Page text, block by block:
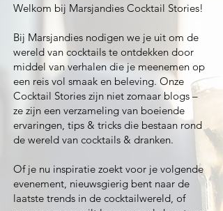
Welkom bij Marsjandies Cocktail Stories!
Bij Marsjandies nodigen we je uit om de
wereld van cocktails te ontdekken door
middel van verhalen die je meenemen op
een reis vol smaak en beleving. Onze
Cocktail Stories zijn niet zomaar blogs –
ze zijn een verzameling van boeiende
ervaringen, tips & tricks die bestaan rond
de wereld van cocktails & dranken.
Of je nu inspiratie zoekt voor je volgende
evenement, nieuwsgierig bent naar de
laatste trends in de cocktailwereld, of